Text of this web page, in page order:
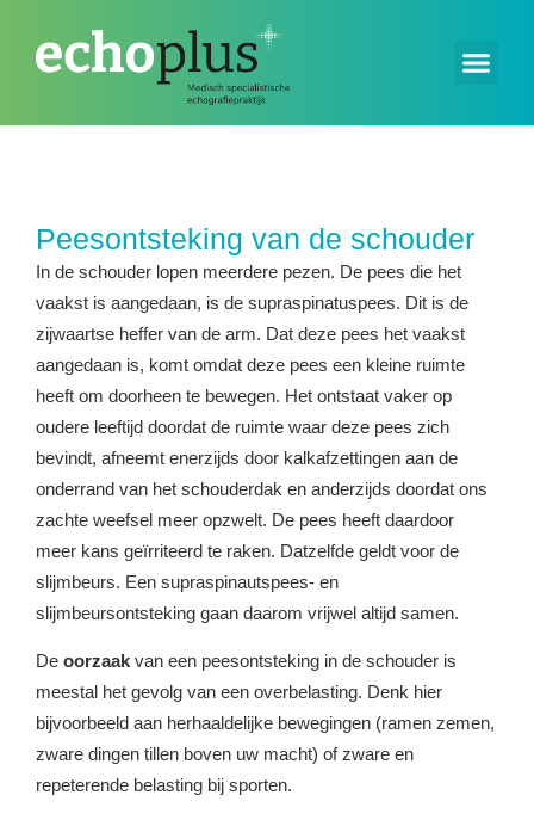
Peesontsteking van de schouder
In de schouder lopen meerdere pezen. De pees die het
vaakst is aangedaan, is de supraspinatuspees. Dit is de
zijwaartse heffer van de arm. Dat deze pees het vaakst
aangedaan is, komt omdat deze pees een kleine ruimte
heeft om doorheen te bewegen. Het ontstaat vaker op
oudere leeftijd doordat de ruimte waar deze pees zich
bevindt, afneemt enerzijds door kalkafzettingen aan de
onderrand van het schouderdak en anderzijds doordat ons
zachte weefsel meer opzwelt. De pees heeft daardoor
meer kans geïrriteerd te raken. Datzelfde geldt voor de
slijmbeurs. Een supraspinautspees- en
slijmbeursontsteking gaan daarom vrijwel altijd samen.
De oorzaak van een peesontsteking in de schouder is
meestal het gevolg van een overbelasting. Denk hier
bijvoorbeeld aan herhaaldelijke bewegingen (ramen zemen,
zware dingen tillen boven uw macht) of zware en
repeterende belasting bij sporten.